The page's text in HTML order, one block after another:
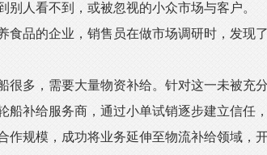
人看不到，或被忽视的小众市场与客户。
品的企业，销售员在做市场调研时，发现了
多，需要大量物资补给。针对这一未被充
船补给服务商，通过小单试销逐步建立信任
作规模，成功将业务延伸至物流补给领域，